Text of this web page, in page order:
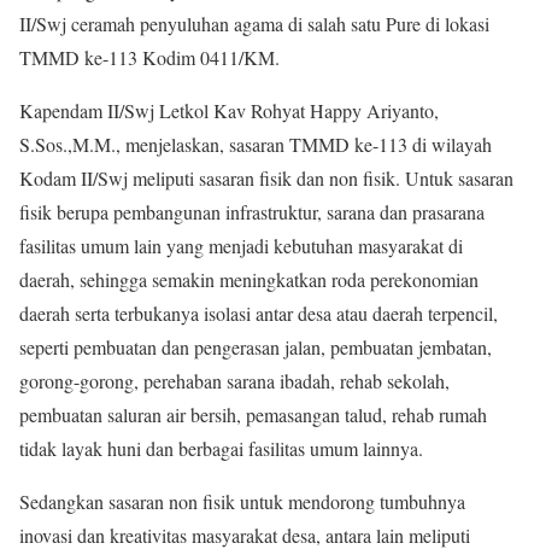
II/Swj ceramah penyuluhan agama di salah satu Pure di lokasi
TMMD ke-113 Kodim 0411/KM.
Kapendam II/Swj Letkol Kav Rohyat Happy Ariyanto,
S.Sos.,M.M., menjelaskan, sasaran TMMD ke-113 di wilayah
Kodam II/Swj meliputi sasaran fisik dan non fisik. Untuk sasaran
fisik berupa pembangunan infrastruktur, sarana dan prasarana
fasilitas umum lain yang menjadi kebutuhan masyarakat di
daerah, sehingga semakin meningkatkan roda perekonomian
daerah serta terbukanya isolasi antar desa atau daerah terpencil,
seperti pembuatan dan pengerasan jalan, pembuatan jembatan,
gorong-gorong, perehaban sarana ibadah, rehab sekolah,
pembuatan saluran air bersih, pemasangan talud, rehab rumah
tidak layak huni dan berbagai fasilitas umum lainnya.
Sedangkan sasaran non fisik untuk mendorong tumbuhnya
inovasi dan kreativitas masyarakat desa, antara lain meliputi